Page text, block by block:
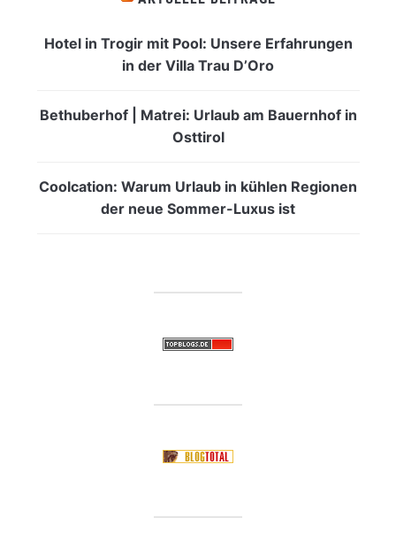
Hotel in Trogir mit Pool: Unsere Erfahrungen
in der Villa Trau D’Oro
Bethuberhof | Matrei: Urlaub am Bauernhof in
Osttirol
Coolcation: Warum Urlaub in kühlen Regionen
der neue Sommer-Luxus ist